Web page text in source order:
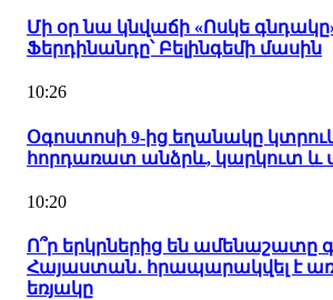
Մի օր նա կնվաճի «Ոսկե
Ֆերդինանդը՝ Բելինգեմի մասին
10:26
Օգոստոսի 9-ից եղանակը
հորդառատ անձրև, կարկուտ և
10:20
Ո՞ր երկրներից են ամենաշատը
Հայաստան․ հրապարակվել է
եռյակը